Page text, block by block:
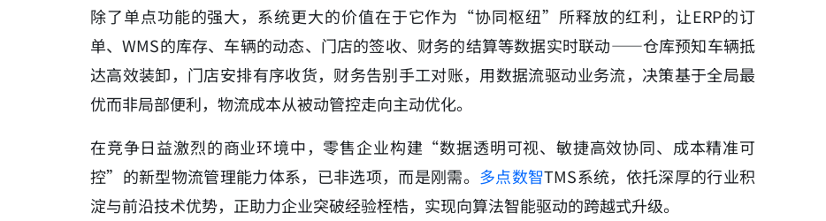
除了单点功能的强大，系统更大的价值在于它作为“协同枢纽”所释放的红利，让ERP的订
单、WMS的库存、车辆的动态、门店的签收、财务的结算等数据实时联动——仓库预知车辆抵
达高效装卸，门店安排有序收货，财务告别手工对账，用数据流驱动业务流，决策基于全局最
优而非局部便利，物流成本从被动管控走向主动优化。
在竞争日益激烈的商业环境中，零售企业构建“数据透明可视、敏捷高效协同、成本精准可
控”的新型物流管理能力体系，已非选项，而是刚需。 多点数智TMS系统，依托深厚的行业积
淀与前沿技术优势，正助力企业突破经验桎梏，实现向算法智能驱动的跨越式升级。